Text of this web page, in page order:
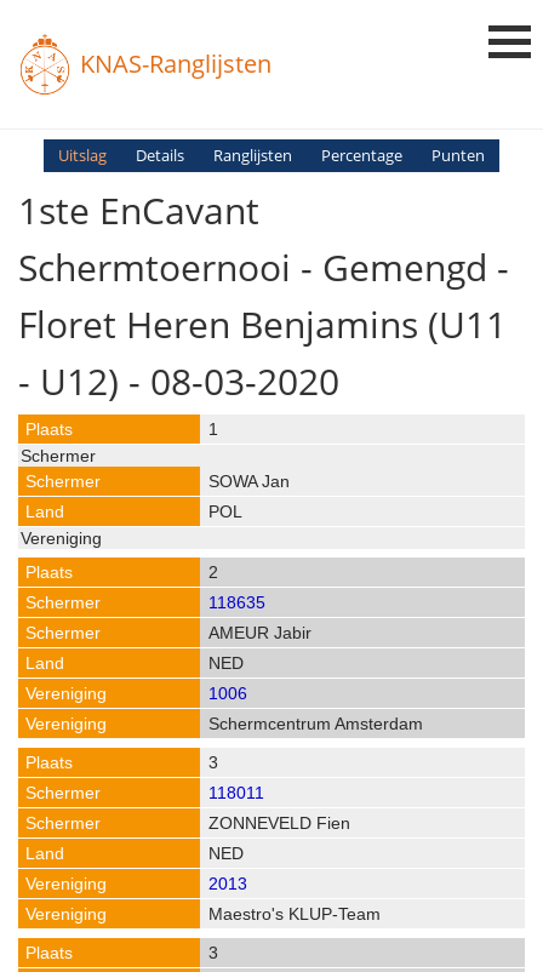
KNAS-Ranglijsten
Login
Uitslag Details Ranglijsten Percentage Punten
1ste EnCavant
Schermtoernooi - Gemengd -
Floret Heren Benjamins (U11
- U12) - 08-03-2020
1
SOWA Jan
POL
2
118635
AMEUR Jabir
NED
1006
Schermcentrum Amsterdam
3
118011
ZONNEVELD Fien
NED
2013
Maestro's KLUP-Team
3